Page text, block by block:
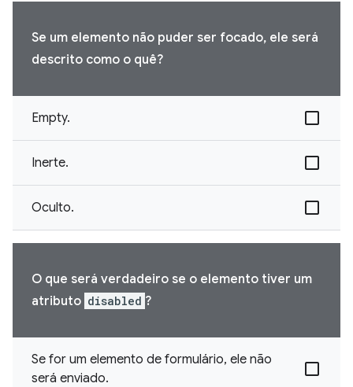
Se um elemento não puder ser focado, ele será
descrito como o quê?
Empty.
Inerte.
Oculto.
O que será verdadeiro se o elemento tiver um
atributo disabled ?
Se for um elemento de formulário, ele não
será enviado.